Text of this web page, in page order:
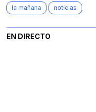
la mañana noticias
EN DIRECTO